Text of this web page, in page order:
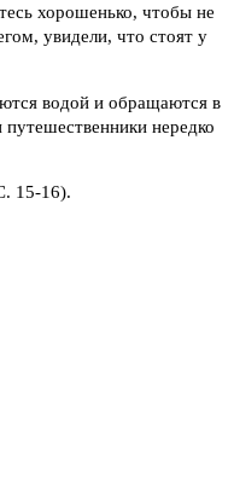
хорошенько, чтобы не
увидели, что стоят у
водой и обращаются в
нередко
15-16).